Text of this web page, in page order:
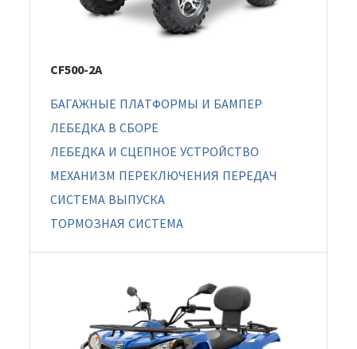
CF500-2A
БАГАЖНЫЕ ПЛАТФОРМЫ И БАМПЕР
ЛЕБЕДКА В СБОРЕ
ЛЕБЕДКА И СЦЕПНОЕ УСТРОЙСТВО
МЕХАНИЗМ ПЕРЕКЛЮЧЕНИЯ ПЕРЕДАЧ
СИСТЕМА ВЫПУСКА
ТОРМОЗНАЯ СИСТЕМА